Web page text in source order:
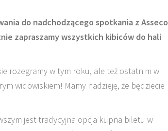
do nadchodzącego spotkania z Asseco
zapraszamy wszystkich kibiców do hali
rozegramy w tym roku, ale też ostatnim w
widowiskiem! Mamy nadzieję, że będziecie
jest tradycyjna opcja kupna biletu w